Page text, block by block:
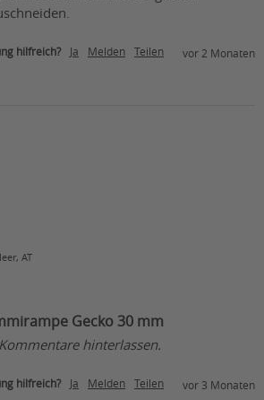
hilfreich? Ja Melden Teilen vor 2 Monaten
AT
Gecko 30 mm
hinterlassen.
hilfreich? Ja Melden Teilen vor 3 Monaten